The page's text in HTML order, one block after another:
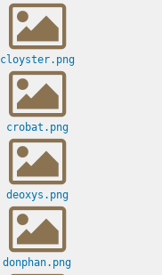
cloyster.png
crobat.png
deoxys.png
donphan.png